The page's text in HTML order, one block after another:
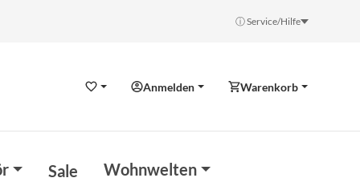
ⓘ Service/Hilfe
WunschzettelAnmelden Warenkorb
Sale Wohnwelten